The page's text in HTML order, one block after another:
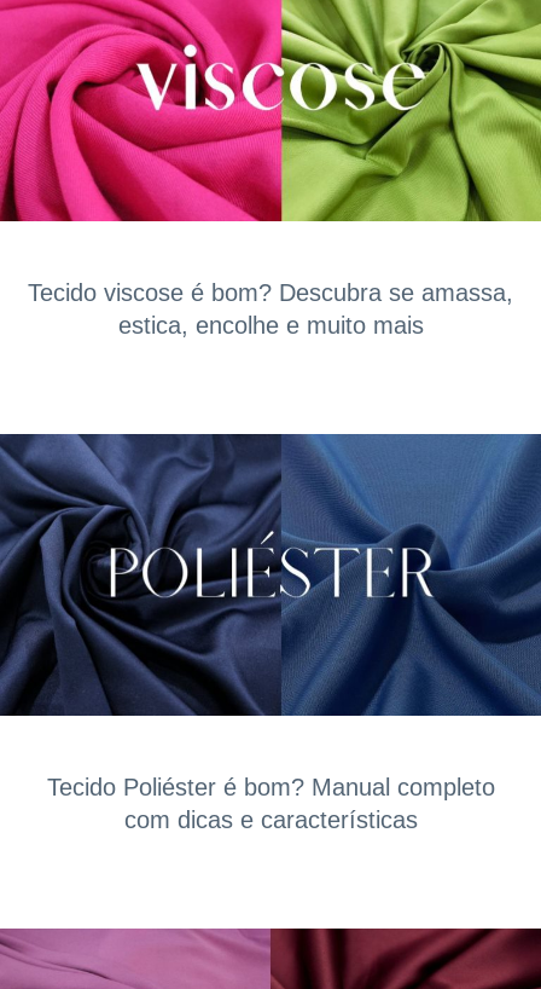
Tecido viscose é bom? Descubra se amassa,
estica, encolhe e muito mais
Tecido Poliéster é bom? Manual completo
com dicas e características